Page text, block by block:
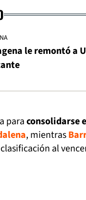
le remontó a
paraconsolidarse
, mientras
al